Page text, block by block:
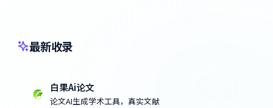
最新收录
白果Ai论文
论文AI生成学术工具，真实文献